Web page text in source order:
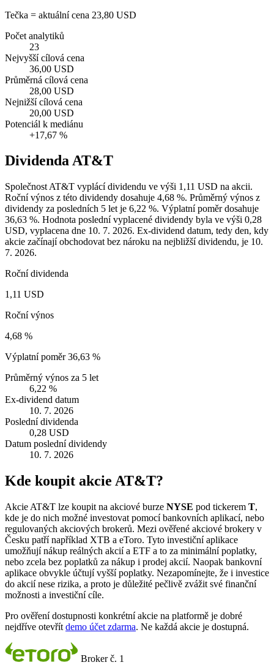
Tečka = aktuální cena 23,80 USD
Počet analytiků
23
Nejvyšší cílová cena
36,00 USD
Průměrná cílová cena
28,00 USD
Nejnižší cílová cena
20,00 USD
Potenciál k mediánu
+17,67 %
Dividenda AT&T
Společnost AT&T vyplácí dividendu ve výši 1,11 USD na akcii.
Roční výnos z této dividendy dosahuje 4,68 %. Průměrný výnos z
dividendy za posledních 5 let je 6,22 %. Výplatní poměr dosahuje
36,63 %. Hodnota poslední vyplacené dividendy byla ve výši 0,28
USD, vyplacena dne 10. 7. 2026. Ex-dividend datum, tedy den, kdy
akcie začínají obchodovat bez nároku na nejbližší dividendu, je 10.
7. 2026.
Roční dividenda
1,11 USD
Roční výnos
4,68 %
Výplatní poměr 36,63 %
Průměrný výnos za 5 let
6,22 %
Ex-dividend datum
10. 7. 2026
Poslední dividenda
0,28 USD
Datum poslední dividendy
10. 7. 2026
Kde koupit akcie AT&T?
Akcie AT&T lze koupit na akciové burze NYSE pod tickerem T,
kde je do nich možné investovat pomocí bankovních aplikací, nebo
regulovaných akciových brokerů. Mezi ověřené akciové brokery v
Česku patří například XTB a eToro. Tyto investiční aplikace
umožňují nákup reálných akcií a ETF a to za minimální poplatky,
nebo zcela bez poplatků za nákup i prodej akcií. Naopak bankovní
aplikace obvykle účtují vyšší poplatky. Nezapomínejte, že i investice
do akcií nese rizika, a proto je důležité pečlivě zvážit své finanční
možnosti a investiční cíle.
Pro ověření dostupnosti konkrétní akcie na platformě je dobré
nejdříve otevřít demo účet zdarma. Ne každá akcie je dostupná.
Broker č. 1